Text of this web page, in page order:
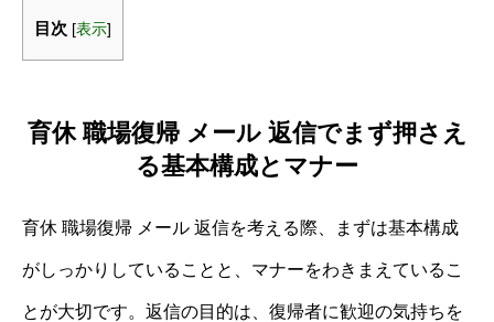
目次 [表示]
育休 職場復帰 メール 返信でまず押さえ
る基本構成とマナー
育休 職場復帰 メール 返信を考える際、まずは基本構成
がしっかりしていることと、マナーをわきまえているこ
とが大切です。返信の目的は、復帰者に歓迎の気持ちを